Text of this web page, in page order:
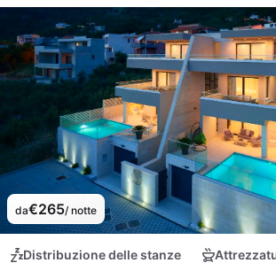
da€265/ notte
Distribuzione delle stanze